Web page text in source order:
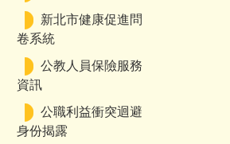
新北市健康促進問
卷系統
公教人員保險服務
資訊
公職利益衝突迴避
身份揭露